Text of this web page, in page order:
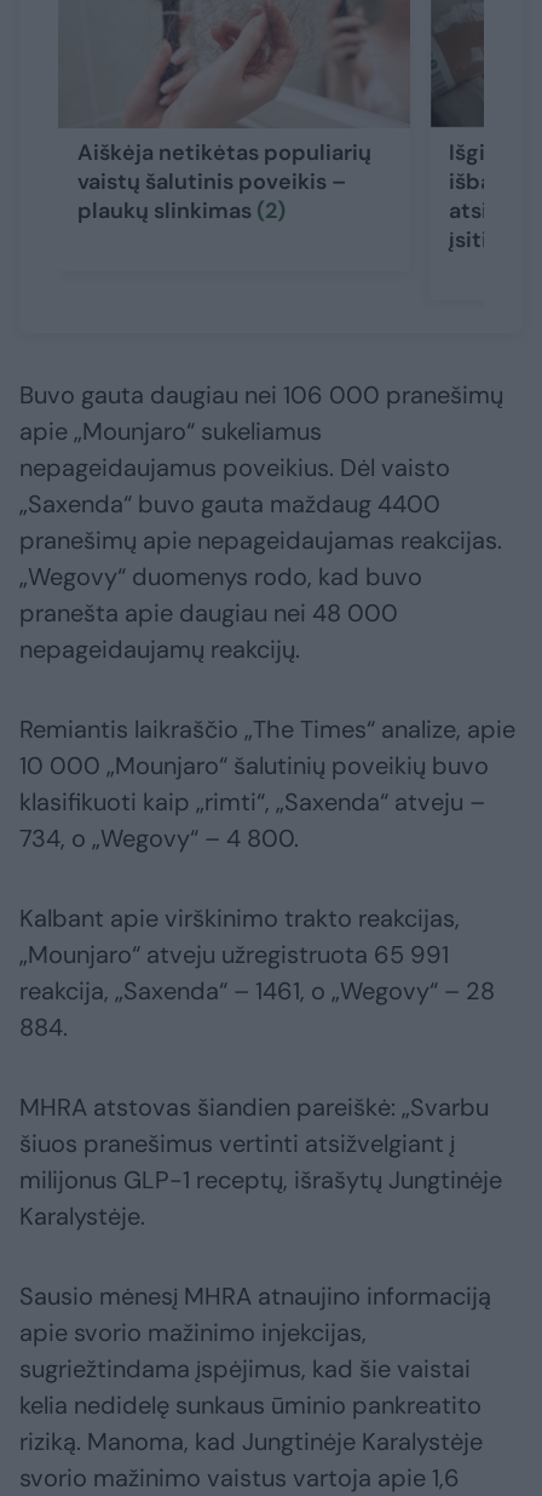
Aiškėja netikėtas populiarių
vaistų šalutinis poveikis –
plaukų slinkimas (2)
Išgirtą
atsidūrė
Buvo gauta daugiau nei 106 000 pranešimų
apie „Mounjaro“ sukeliamus
nepageidaujamus poveikius. Dėl vaisto
„Saxenda“ buvo gauta maždaug 4400
pranešimų apie nepageidaujamas reakcijas.
„Wegovy“ duomenys rodo, kad buvo
pranešta apie daugiau nei 48 000
nepageidaujamų reakcijų.
Remiantis laikraščio „The Times“ analize, apie
10 000 „Mounjaro“ šalutinių poveikių buvo
klasifikuoti kaip „rimti“, „Saxenda“ atveju –
734, o „Wegovy“ – 4 800.
Kalbant apie virškinimo trakto reakcijas,
„Mounjaro“ atveju užregistruota 65 991
reakcija, „Saxenda“ – 1461, o „Wegovy“ – 28
884.
MHRA atstovas šiandien pareiškė: „Svarbu
šiuos pranešimus vertinti atsižvelgiant į
milijonus GLP-1 receptų, išrašytų Jungtinėje
Karalystėje.
Sausio mėnesį MHRA atnaujino informaciją
apie svorio mažinimo injekcijas,
sugriežtindama įspėjimus, kad šie vaistai
kelia nedidelę sunkaus ūminio pankreatito
riziką. Manoma, kad Jungtinėje Karalystėje
svorio mažinimo vaistus vartoja apie 1,6